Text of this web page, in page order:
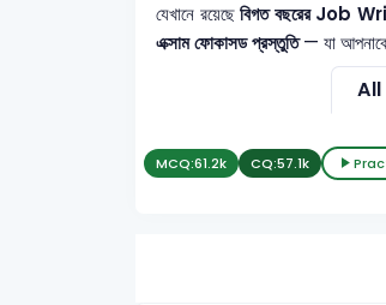
যেখানে রয়েছেবিগত বছরের Job
এক্সাম ফোকাসড প্রস্তুতি— যা আপনাকে
All
MCQ:61.2k CQ:57.1k